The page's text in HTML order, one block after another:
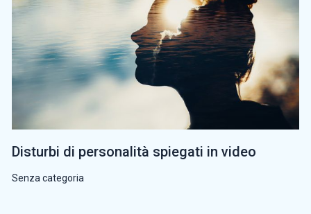
Disturbi di personalità spiegati in video
Senza categoria